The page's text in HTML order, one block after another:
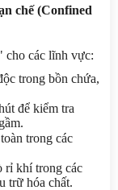
chế (Confined
các lĩnh vực:
trong bồn chứa,
để kiểm tra
trong các
rỉ khí trong các
trữ hóa chất.